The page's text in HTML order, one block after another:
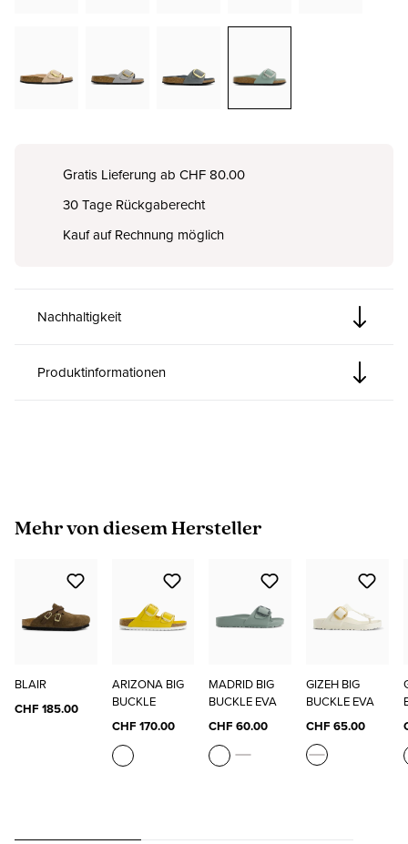
Gratis Lieferung ab CHF 80.00
30 Tage Rückgaberecht
Kauf auf Rechnung möglich
Nachhaltigkeit
Produktinformationen
Produktgalerie überspringen
Mehr von diesem Hersteller
BLAIR
CHF 185.00
ARIZONA BIG
BUCKLE
CHF 170.00
MADRID BIG
BUCKLE EVA
CHF 60.00
GIZEH BIG
BUCKLE EVA
CHF 65.00